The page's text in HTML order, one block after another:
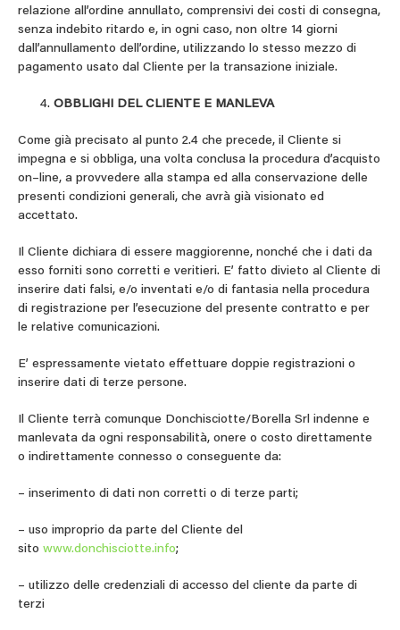
relazione all’ordine annullato, comprensivi dei costi di consegna,
senza indebito ritardo e, in ogni caso, non oltre 14 giorni
dall’annullamento dell’ordine, utilizzando lo stesso mezzo di
pagamento usato dal Cliente per la transazione iniziale.
OBBLIGHI DEL CLIENTE E MANLEVA
Come già precisato al punto 2.4 che precede, il Cliente si
impegna e si obbliga, una volta conclusa la procedura d’acquisto
on–line, a provvedere alla stampa ed alla conservazione delle
presenti condizioni generali, che avrà già visionato ed
accettato.
Il Cliente dichiara di essere maggiorenne, nonché che i dati da
esso forniti sono corretti e veritieri. E’ fatto divieto al Cliente di
inserire dati falsi, e/o inventati e/o di fantasia nella procedura
di registrazione per l’esecuzione del presente contratto e per
le relative comunicazioni.
E’ espressamente vietato effettuare doppie registrazioni o
inserire dati di terze persone.
Il Cliente terrà comunque Donchisciotte/Borella Srl indenne e
manlevata da ogni responsabilità, onere o costo direttamente
o indirettamente connesso o conseguente da:
– inserimento di dati non corretti o di terze parti;
– uso improprio da parte del Cliente del
sito www.donchisciotte.info;
– utilizzo delle credenziali di accesso del cliente da parte di
terzi